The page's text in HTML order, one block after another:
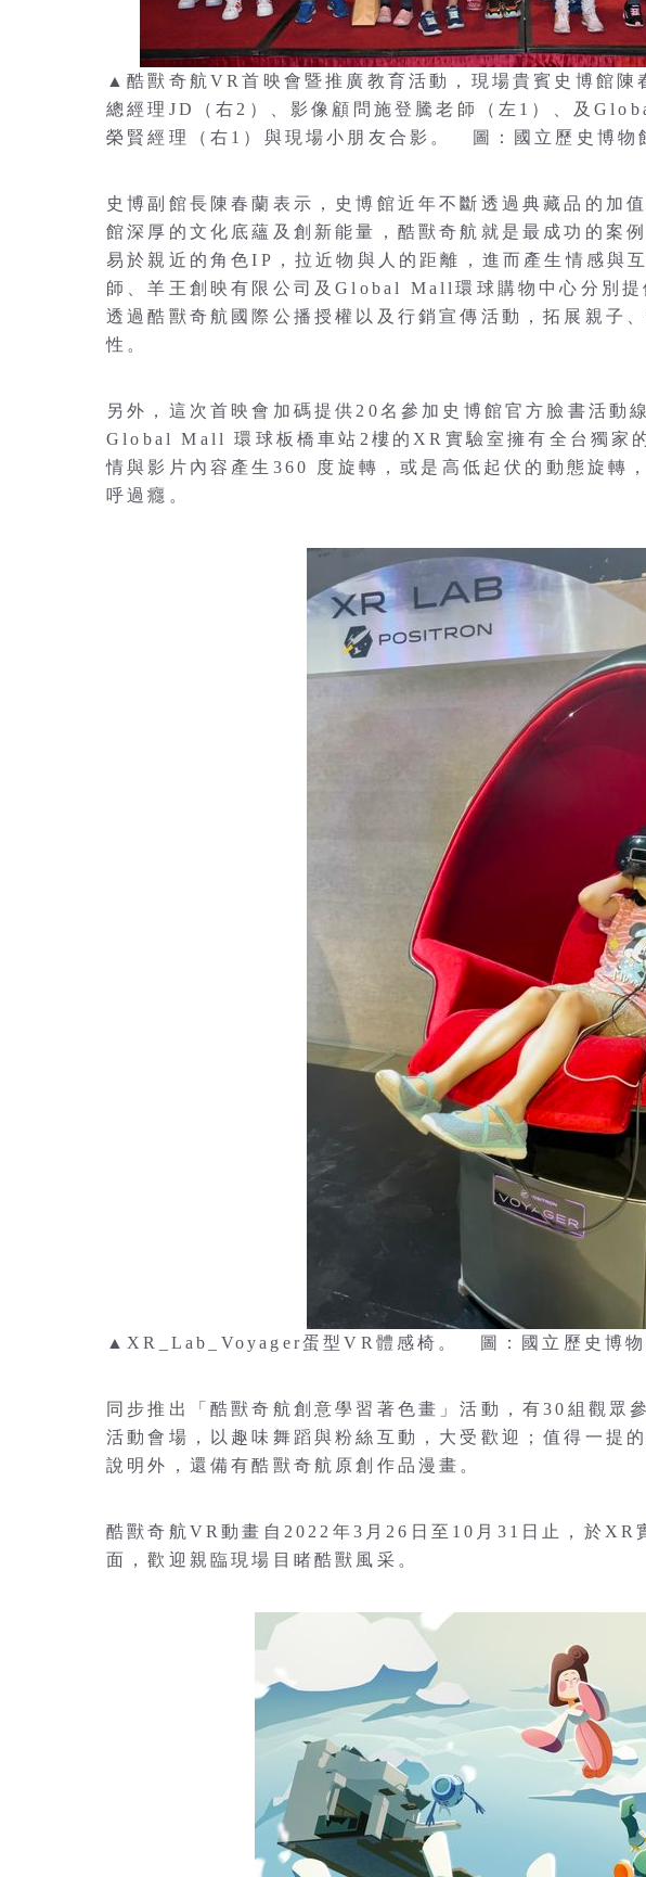
▲酷獸奇航VR首映會暨推廣教育活動，現場貴賓史博館陳
總經理JD（右2）、影像顧問施登騰老師（左1）、及
榮賢經理（右1）與現場小朋友合影。 圖：國立歷史博物
史博副館長陳春蘭表示，史博館近年不斷透過典藏品的加
館深厚的文化底蘊及創新能量，酷獸奇航就是最成功的案
易於親近的角色IP，拉近物與人的距離，進而產生情感與
師、羊王創映有限公司及Global Mall環球購物中心分別提
透過酷獸奇航國際公播授權以及行銷宣傳活動，拓展親子
性。
另外，這次首映會加碼提供20名參加史博館官方臉書活動
Global Mall 環球板橋車站2樓的XR實驗室擁有全台獨家
情與影片內容產生360 度旋轉，或是高低起伏的動態旋轉
呼過癮。
▲XR_Lab_Voyager蛋型VR體感椅。 圖：國立歷史博
同步推出「酷獸奇航創意學習著色畫」活動，有30組觀眾
活動會場，以趣味舞蹈與粉絲互動，大受歡迎；值得一提
說明外，還備有酷獸奇航原創作品漫畫。
酷獸奇航VR動畫自2022年3月26日至10月31日止，於XR
面，歡迎親臨現場目睹酷獸風采。